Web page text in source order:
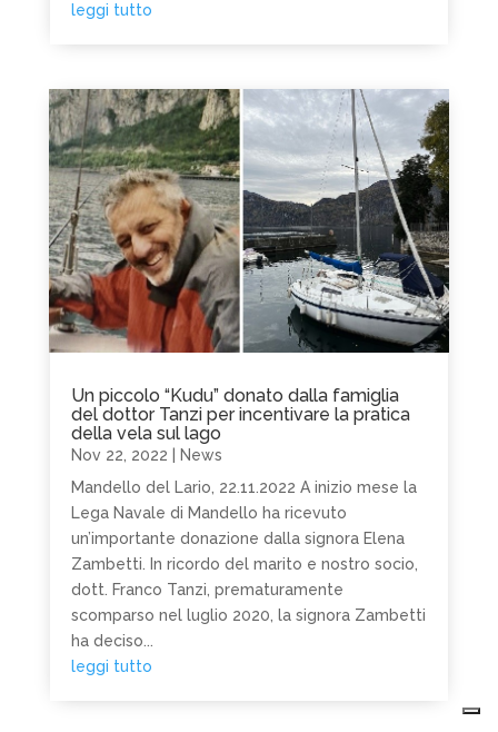
leggi tutto
Un piccolo “Kudu” donato dalla famiglia
del dottor Tanzi per incentivare la pratica
della vela sul lago
Nov 22, 2022
News
Mandello del Lario, 22.11.2022 A inizio mese la
Lega Navale di Mandello ha ricevuto
un’importante donazione dalla signora Elena
Zambetti. In ricordo del marito e nostro socio,
dott. Franco Tanzi, prematuramente
scomparso nel luglio 2020, la signora Zambetti
ha deciso...
leggi tutto